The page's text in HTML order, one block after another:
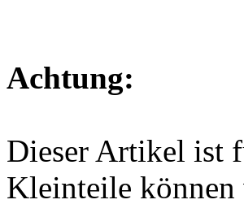
Achtung:
Dieser Artikel ist
Kleinteile